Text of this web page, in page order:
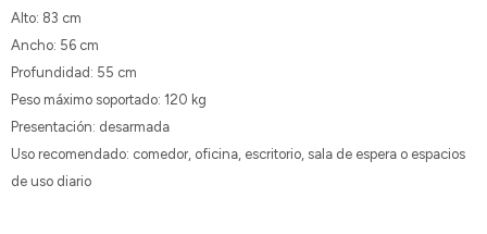
Alto: 83 cm
Ancho: 56 cm
Profundidad: 55 cm
Peso máximo soportado: 120 kg
Presentación: desarmada
Uso recomendado: comedor, oficina, escritorio, sala de espera o espacios
de uso diario